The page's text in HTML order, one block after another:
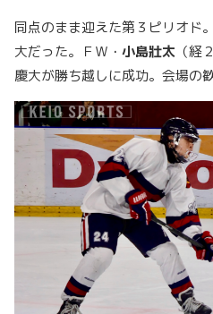
同点のまま迎えた第３ピリオド
大だった。ＦＷ・ 小島壯太 （経
慶大が勝ち越しに成功。会場の